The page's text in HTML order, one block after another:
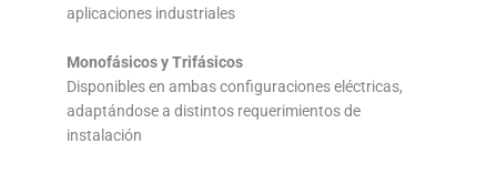
aplicaciones industriales
Monofásicos y Trifásicos
Disponibles en ambas configuraciones eléctricas,
adaptándose a distintos requerimientos de
instalación